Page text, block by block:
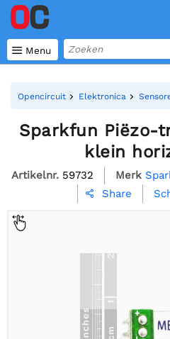
 Menu
Opencircuit Elektronica
Sparkfun Piëzo-
klein
Artikelnr. 59732 Merk
 Share